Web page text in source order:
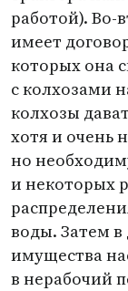
работой). Во-
имеет
которых она
с колхозами
колхозы
хотя и очень
но
и некоторых
воды. Затем в
имущества
в нерабочий